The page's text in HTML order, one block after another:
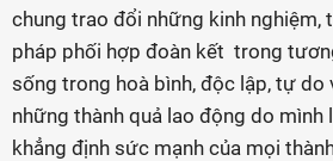
chung trao đổi những kinh nghiệm,
pháp phối hợp đoàn kết trong
sống trong hoà bình, độc lập, tự do
những thành quả lao động do mình
khẳng định sức mạnh của mọi